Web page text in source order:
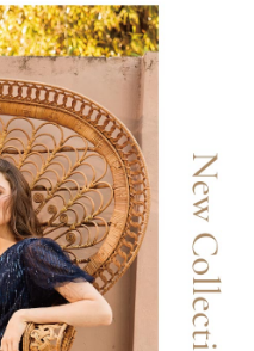
條碼／台灣大直營門市／銀行轉
費。
（以下簡稱本公司）所提供，讓
務，並由商店將買賣／分期付款
公司帳單繳交帳款。
約關係目的，商店將以您的個人
大哥大進項蒐集、處理及利用，
之確認、核對及更正。
https://oppay.tw/userRule
，將跳轉至「AFTEE先享後付」
即可完成結帳。
簡訊。
訊中的連結，可透過四大超商／
視為交易完成。
，但若您需要取消訂單，請聯絡
仍視為有效，需透過AFTEE先享
之結帳頁面顯示為準，若有關於
疑問，請聯繫「AFTEE先享後付
support/home
「AFTEE先享後付」服務完成之交
，並將交易相關給付款項請求債
運費
免運費
運費
免運費
免運費